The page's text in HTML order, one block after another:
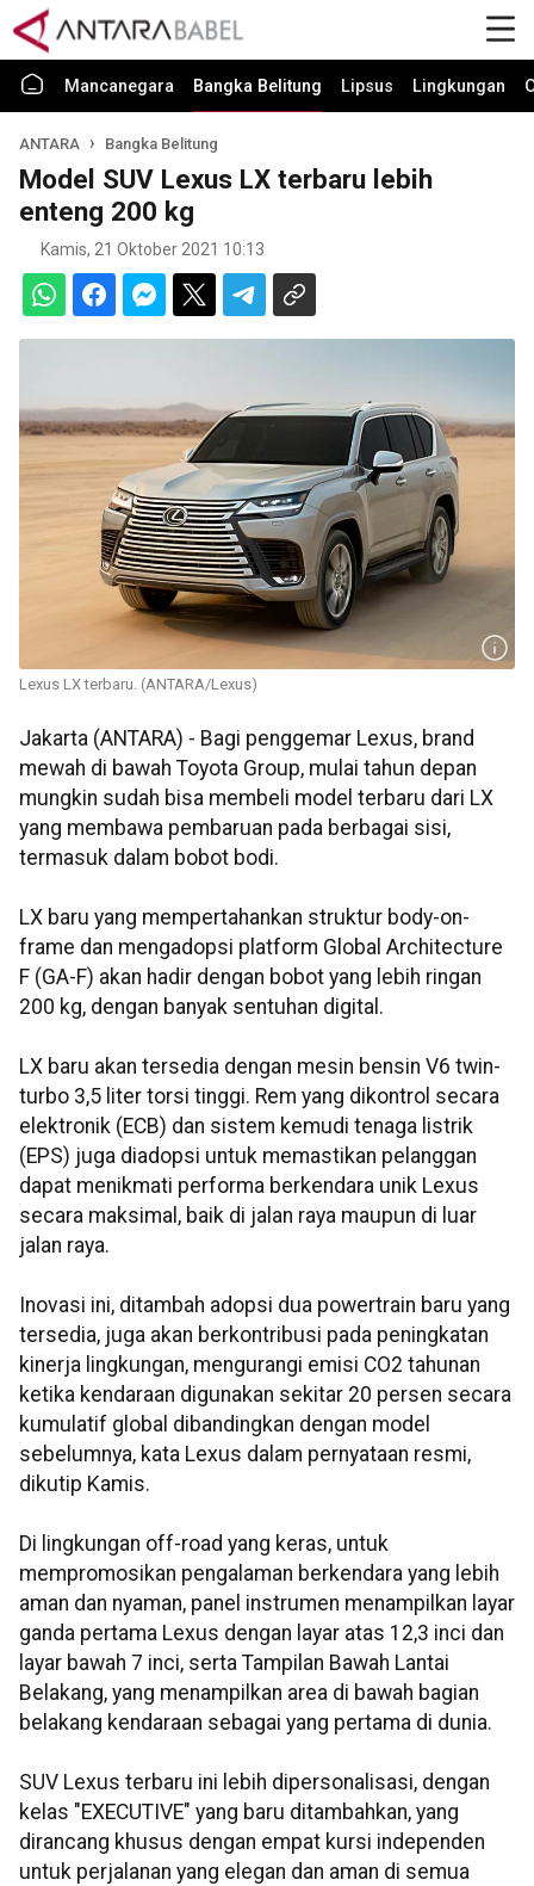
Mancanegara Bangka Belitung Lipsus Lingkungan
ANTARA Bangka Belitung
Model SUV Lexus LX terbaru lebih
enteng 200 kg
Kamis, 21 Oktober 2021 10:13
Lexus LX terbaru. (ANTARA/Lexus)
Jakarta (ANTARA) - Bagi penggemar Lexus, brand
mewah di bawah Toyota Group, mulai tahun depan
mungkin sudah bisa membeli model terbaru dari LX
yang membawa pembaruan pada berbagai sisi,
termasuk dalam bobot bodi.
LX baru yang mempertahankan struktur body-on-
frame dan mengadopsi platform Global Architecture
F (GA-F) akan hadir dengan bobot yang lebih ringan
200 kg, dengan banyak sentuhan digital.
LX baru akan tersedia dengan mesin bensin V6 twin-
turbo 3,5 liter torsi tinggi. Rem yang dikontrol secara
elektronik (ECB) dan sistem kemudi tenaga listrik
(EPS) juga diadopsi untuk memastikan pelanggan
dapat menikmati performa berkendara unik Lexus
secara maksimal, baik di jalan raya maupun di luar
jalan raya.
Inovasi ini, ditambah adopsi dua powertrain baru yang
tersedia, juga akan berkontribusi pada peningkatan
kinerja lingkungan, mengurangi emisi CO2 tahunan
ketika kendaraan digunakan sekitar 20 persen secara
kumulatif global dibandingkan dengan model
sebelumnya, kata Lexus dalam pernyataan resmi,
dikutip Kamis.
Di lingkungan off-road yang keras, untuk
mempromosikan pengalaman berkendara yang lebih
aman dan nyaman, panel instrumen menampilkan layar
ganda pertama Lexus dengan layar atas 12,3 inci dan
layar bawah 7 inci, serta Tampilan Bawah Lantai
Belakang, yang menampilkan area di bawah bagian
belakang kendaraan sebagai yang pertama di dunia.
SUV Lexus terbaru ini lebih dipersonalisasi, dengan
kelas "EXECUTIVE" yang baru ditambahkan, yang
dirancang khusus dengan empat kursi independen
untuk perjalanan yang elegan dan aman di semua